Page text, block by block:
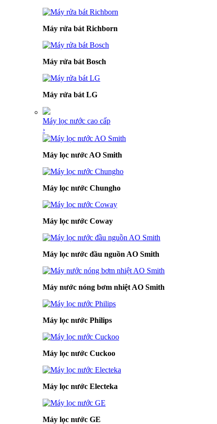
Máy rửa bát Richborn
Máy rửa bát Bosch
Máy rửa bát LG
Máy lọc nước cao cấp
›
Máy lọc nước AO Smith
Máy lọc nước Chungho
Máy lọc nước Coway
Máy lọc nước đầu nguồn AO Smith
Máy nước nóng bơm nhiệt AO Smith
Máy lọc nước Philips
Máy lọc nước Cuckoo
Máy lọc nước Electeka
Máy lọc nước GE